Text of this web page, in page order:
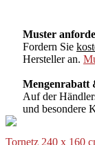
Muster
Fordern Sie
Hersteller an.
Mengenrabatt
Auf der
und besondere
Tornetz 240 x 160